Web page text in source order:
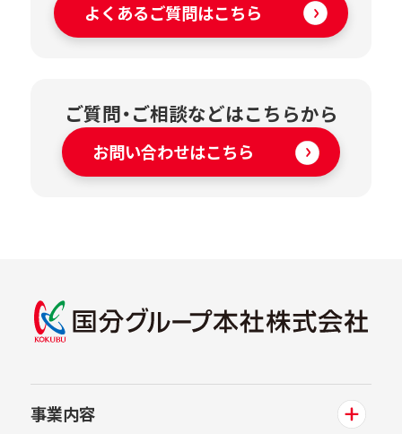
よくあるご質問はこちら
ご質問・ご相談などはこちらから
お問い合わせはこちら
事業内容